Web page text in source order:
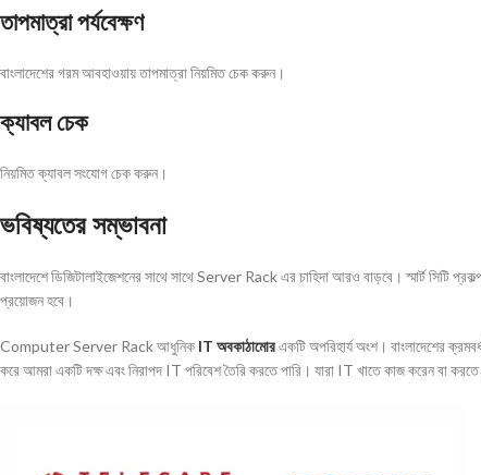
তাপমাত্রা পর্যবেক্ষণ
বাংলাদেশের গরম আবহাওয়ায় তাপমাত্রা নিয়মিত চেক করুন।
ক্যাবল চেক
নিয়মিত ক্যাবল সংযোগ চেক করুন।
ভবিষ্যতের সম্ভাবনা
বাংলাদেশে ডিজিটালাইজেশনের সাথে সাথে Server Rack এর চাহিদা আরও বাড়বে। স্মার্ট সিটি
প্রয়োজন হবে।
Computer Server Rack আধুনিক IT অবকাঠামোরএকটি অপরিহার্য অংশ। বাংলাদেশের
করে আমরা একটি দক্ষ এবং নিরাপদ IT পরিবেশ তৈরি করতে পারি। যারা IT খাতে কাজ করেন বা